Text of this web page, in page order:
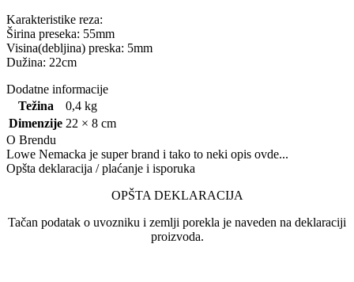
Karakteristike reza:
Širina preseka: 55mm
Visina(debljina) preska: 5mm
Dužina: 22cm
Dodatne informacije
Težina
0,4 kg
Dimenzije 22 × 8 cm
O Brendu
Lowe Nemacka je super brand i tako to neki opis ovde...
Opšta deklaracija / plaćanje i isporuka
OPŠTA DEKLARACIJA
Tačan podatak o uvozniku i zemlji porekla je naveden na deklaraciji
proizvoda.